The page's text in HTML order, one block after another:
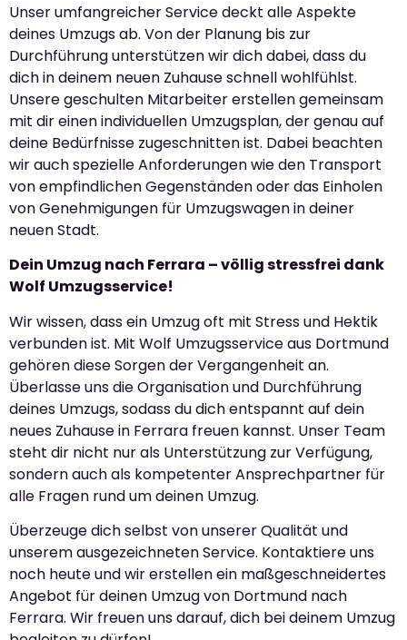
Unser umfangreicher Service deckt alle Aspekte
deines Umzugs ab. Von der Planung bis zur
Durchführung unterstützen wir dich dabei, dass du
dich in deinem neuen Zuhause schnell wohlfühlst.
Unsere geschulten Mitarbeiter erstellen gemeinsam
mit dir einen individuellen Umzugsplan, der genau auf
deine Bedürfnisse zugeschnitten ist. Dabei beachten
wir auch spezielle Anforderungen wie den Transport
von empfindlichen Gegenständen oder das Einholen
von Genehmigungen für Umzugswagen in deiner
neuen Stadt.
Dein Umzug nach Ferrara – völlig stressfrei dank
Wolf Umzugsservice!
Wir wissen, dass ein Umzug oft mit Stress und Hektik
verbunden ist. Mit Wolf Umzugsservice aus Dortmund
gehören diese Sorgen der Vergangenheit an.
Überlasse uns die Organisation und Durchführung
deines Umzugs, sodass du dich entspannt auf dein
neues Zuhause in Ferrara freuen kannst. Unser Team
steht dir nicht nur als Unterstützung zur Verfügung,
sondern auch als kompetenter Ansprechpartner für
alle Fragen rund um deinen Umzug.
Überzeuge dich selbst von unserer Qualität und
unserem ausgezeichneten Service. Kontaktiere uns
noch heute und wir erstellen ein maßgeschneidertes
Angebot für deinen Umzug von Dortmund nach
Ferrara. Wir freuen uns darauf, dich bei deinem Umzug